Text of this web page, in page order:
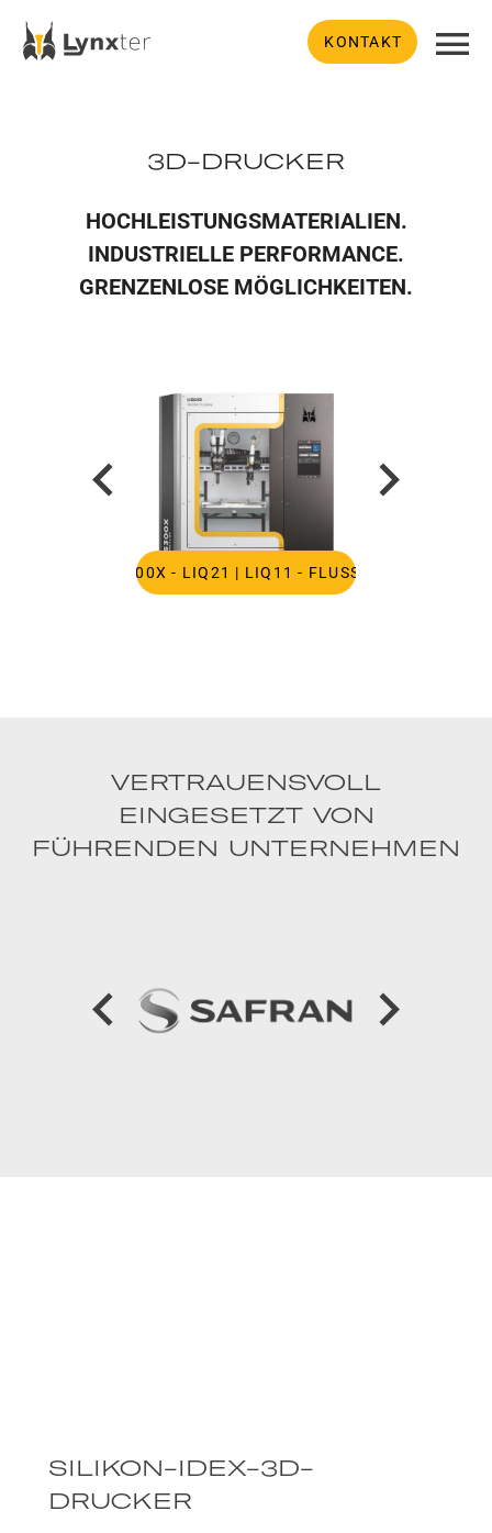
KONTAKT
3D-DRUCKER
HOCHLEISTUNGSMATERIALIEN.
INDUSTRIELLE PERFORMANCE.
GRENZENLOSE MÖGLICHKEITEN.
S300X - LIQ21 | LIQ11 - FLUSSIG
VERTRAUENSVOLL
EINGESETZT VON
FÜHRENDEN UNTERNEHMEN
SILIKON-IDEX-3D-
DRUCKER